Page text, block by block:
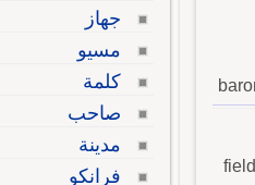
جهاز
مسيو
كلمة
صاحب
مدينة
فرانكو